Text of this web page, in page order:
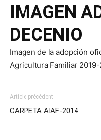
IMAGEN
DECENIO
Imagen de la adopción
Agricultura Familiar
Article précédent
CARPETA AIAF-2014